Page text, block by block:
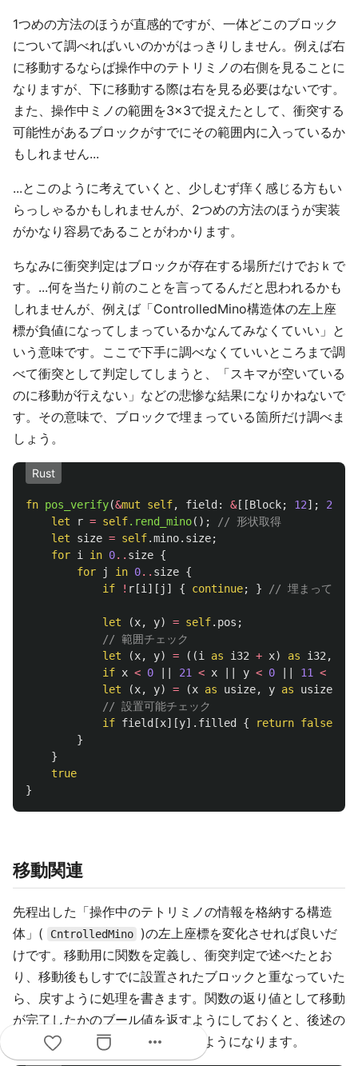
1つめの方法のほうが直感的ですが、一体どこのブロック
について調べればいいのかがはっきりしません。例えば右
に移動するならば操作中のテトリミノの右側を見ることに
なりますが、下に移動する際は右を見る必要はないです。
また、操作中ミノの範囲を3×3で捉えたとして、衝突する
可能性があるブロックがすでにその範囲内に入っているか
もしれません...
...とこのように考えていくと、少しむず痒く感じる方もい
らっしゃるかもしれませんが、2つめの方法のほうが実装
がかなり容易であることがわかります。
ちなみに衝突判定はブロックが存在する場所だけでおｋで
す。...何を当たり前のことを言ってるんだと思われるかも
しれませんが、例えば「ControlledMino構造体の左上座
標が負値になってしまっているかなんてみなくていい」と
いう意味です。ここで下手に調べなくていいところまで調
べて衝突として判定してしまうと、「スキマが空いている
のに移動が行えない」などの悲惨な結果になりかねないで
す。その意味で、ブロックで埋まっている箇所だけ調べま
しょう。
Rust
fn pos_verify(&mut self, field : &[[Block; 12]; 22
let
r = self.rend_mino();
// 形状取得
let
size = self.mino.size;
for i in 0.. size {
for
j in 0.. size {
if
! r [i ][ j ] { continue; } // 埋まってない
let (x, y) = self.pos ;
// 範囲チェック
let
(x, y) = ((i as i32 + x) as i32 ,
if x < 0 21 < x y < 0 11 <
let
(x, y) = (x as usize, y as usize
// 設置可能チェック
if field [x][y] .filled { return false
}
}
true
}
移動関連
先程出した「操作中のテトリミノの情報を格納する構造
体」(
CntrolledMino
)の左上座標を変化させれば良いだ
けです。移動用に関数を定義し、衝突判定で述べたとお
り、移動後もしすでに設置されたブロックと重なっていた
ら、戻すように処理を書きます。関数の返り値として移動
が完了したかのブール値を返すようにしておくと、後述の
SRSや固定処理を楽に記述できるようになります。
more_horiz